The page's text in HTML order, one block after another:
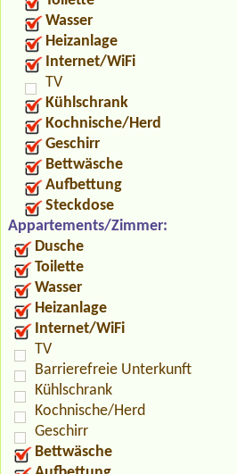
Wasser
Heizanlage
Internet/WiFi
TV
Kühlschrank
Kochnische/Herd
Geschirr
Bettwäsche
Aufbettung
Steckdose
Appartements/Zimmer:
Dusche
Toilette
Wasser
Heizanlage
Internet/WiFi
TV
Barrierefreie Unterkunft
Kühlschrank
Kochnische/Herd
Geschirr
Bettwäsche